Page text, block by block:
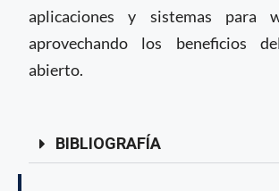
aplicaciones y sistemas para
aprovechando los beneficios
abierto.
BIBLIOGRAFÍA